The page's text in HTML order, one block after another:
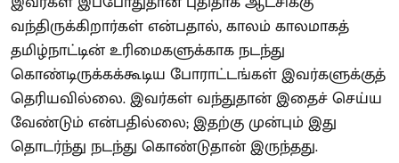
வந்திருக்கிறார்கள் என்பதால், காலம் காலமாகத்
தமிழ்நாட்டின் உரிமைகளுக்காக நடந்து
கொண்டிருக்கக்கூடிய போராட்டங்கள் இவர்களுக்குத்
தெரியவில்லை. இவர்கள் வந்துதான் இதைச் செய்ய
வேண்டும் என்பதில்லை; இதற்கு முன்பும் இது
தொடர்ந்து நடந்து கொண்டுதான் இருந்தது.